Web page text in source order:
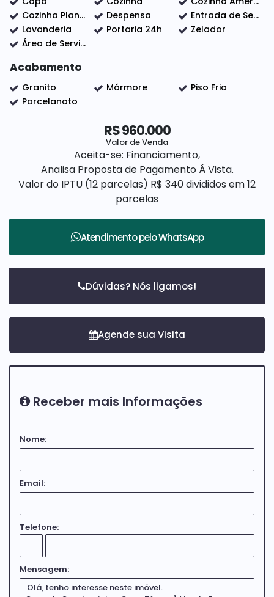
todos os ambientes e sistema de energia solar
instalado, têm alta procura e giro rápido. Quem
entende o mercado sabe: esperar demais pode
Se você quer morar com qualidade ou investir com
Nós da Elo Forte Assessoria Imobiliária estamos
aguardando para dar uma atenção especial a você, e
somos correspondentes bancários pelo Itaú para
facilitar todo o seu financiamento com segurança e
Cozinha Planejada
Despensa
Entrada de Serviço
Lavanderia
Portaria 24h
Zelador
Área de Serviço
Acabamento
Granito Mármore
Piso Frio
Porcelanato
R$960.000
Valor de Venda
Aceita-se: Financiamento,
Analisa Proposta de Pagamento Á Vista.
Valor do IPTU (12 parcelas) R$ 340 divididos em 12
parcelas
Atendimento peloWhatsApp
Dúvidas? Nós ligamos!
Receber mais Informações
Nome:
Email:
Telefone:
Mensagem: